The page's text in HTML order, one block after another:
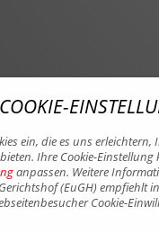
COOKIE-
ein, die es uns erleichtern,
Ihre Cookie-Einstellung
anpassen. Weitere
(EuGH) empfiehlt
Cookie-